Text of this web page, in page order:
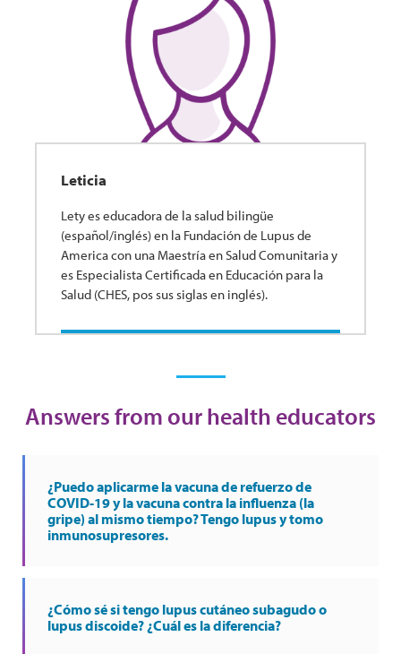
Leticia
Lety es educadora de la salud bilingüe
(español/inglés) en la Fundación de Lupus de
America con una Maestría en Salud Comunitaria y
es Especialista Certificada en Educación para la
Salud (CHES, pos sus siglas en inglés).
Answers from our health educators
¿Puedo aplicarme la vacuna de refuerzo de
COVID-19 y la vacuna contra la influenza (la
gripe) al mismo tiempo? Tengo lupus y tomo
inmunosupresores.
¿Cómo sé si tengo lupus cutáneo subagudo o
lupus discoide? ¿Cuál es la diferencia?